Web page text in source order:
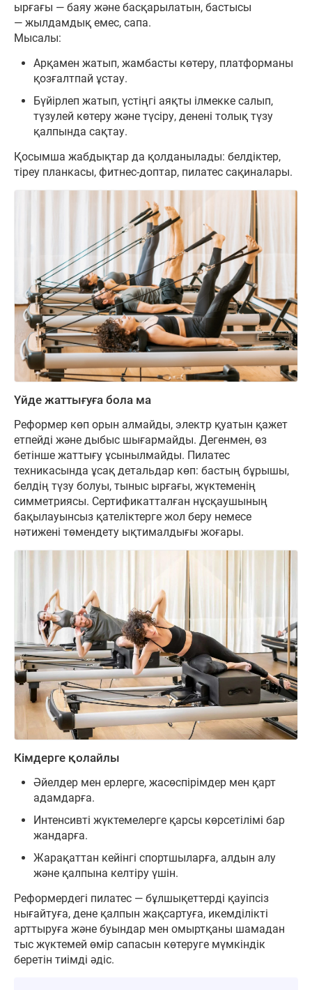
ырғағы — баяу және басқарылатын, бастысы
— жылдамдық емес, сапа.
Мысалы:
Арқамен жатып, жамбасты көтеру, платформаны
қозғалтпай ұстау.
Бүйірлеп жатып, үстіңгі аяқты ілмекке салып,
түзулей көтеру және түсіру, денені толық түзу
қалпында сақтау.
Қосымша жабдықтар да қолданылады: белдіктер,
тіреу планкасы, фитнес-доптар, пилатес сақиналары.
Үйде жаттығуға бола ма
Реформер көп орын алмайды, электр қуатын қажет
етпейді және дыбыс шығармайды. Дегенмен, өз
бетінше жаттығу ұсынылмайды. Пилатес
техникасында ұсақ детальдар көп: бастың бұрышы,
белдің түзу болуы, тыныс ырғағы, жүктеменің
симметриясы. Сертификатталған нұсқаушының
бақылауынсыз қателіктерге жол беру немесе
нәтижені төмендету ықтималдығы жоғары.
Кімдерге қолайлы
Әйелдер мен ерлерге, жасөспірімдер мен қарт
адамдарға.
Интенсивті жүктемелерге қарсы көрсетілімі бар
жандарға.
Жарақаттан кейінгі спортшыларға, алдын алу
және қалпына келтіру үшін.
Реформердегі пилатес — бұлшықеттерді қауіпсіз
нығайтуға, дене қалпын жақсартуға, икемділікті
арттыруға және буындар мен омыртқаны шамадан
тыс жүктемей өмір сапасын көтеруге мүмкіндік
беретін тиімді әдіс.